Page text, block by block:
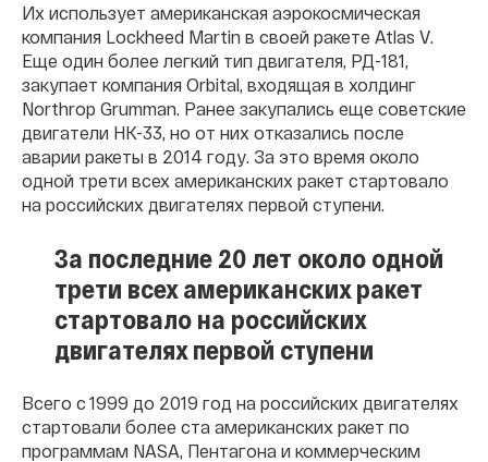
Их использует американская аэрокосмическая
компания Lockheed Martin в своей ракете Atlas V.
Еще один более легкий тип двигателя, РД-181,
закупает компания Orbital, входящая в холдинг
Northrop Grumman. Ранее закупались еще советские
двигатели НК-33, но от них отказались после
аварии ракеты в 2014 году. За это время около
одной трети всех американских ракет стартовало
на российских двигателях первой ступени.
За последние 20 лет около одной
трети всех американских ракет
стартовало на российских
двигателях первой ступени
Всего с 1999 до 2019 год на российских двигателях
стартовали более ста американских ракет по
программам NASA, Пентагона и коммерческим